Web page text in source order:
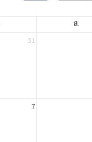
ส.
31
7